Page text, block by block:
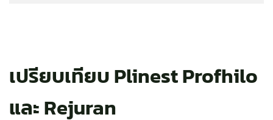
เปรียบเทียบ Plinest Profhilo
และ Rejuran